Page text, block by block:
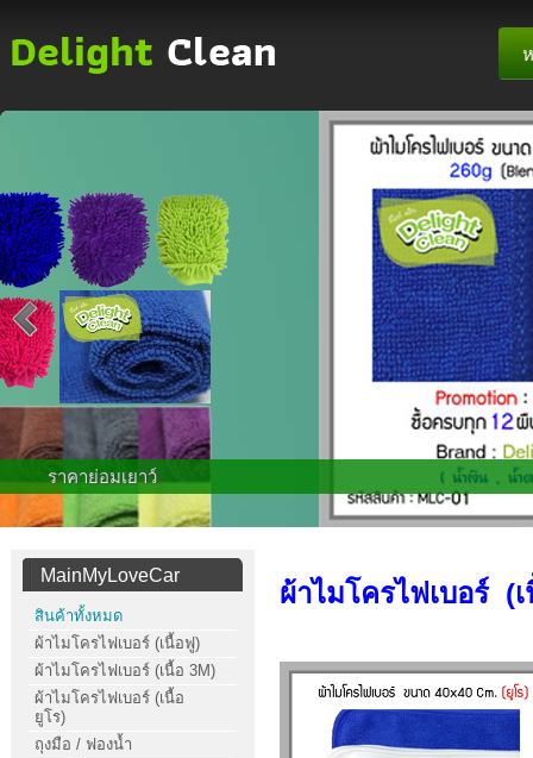
ราคาย่อมเยาว์
MainMyLoveCar
สินค้าทั้งหมด
ผ้าไมโครไฟเบอร์ (เนื้อฟู)
ผ้าไมโครไฟเบอร์ (เนื้อ 3M)
ผ้าไมโครไฟเบอร์ (เนื้อ
ยูโร)
ถุงมือ / ฟองน้ำ
ผ้าไมโครไฟเบอร์ (